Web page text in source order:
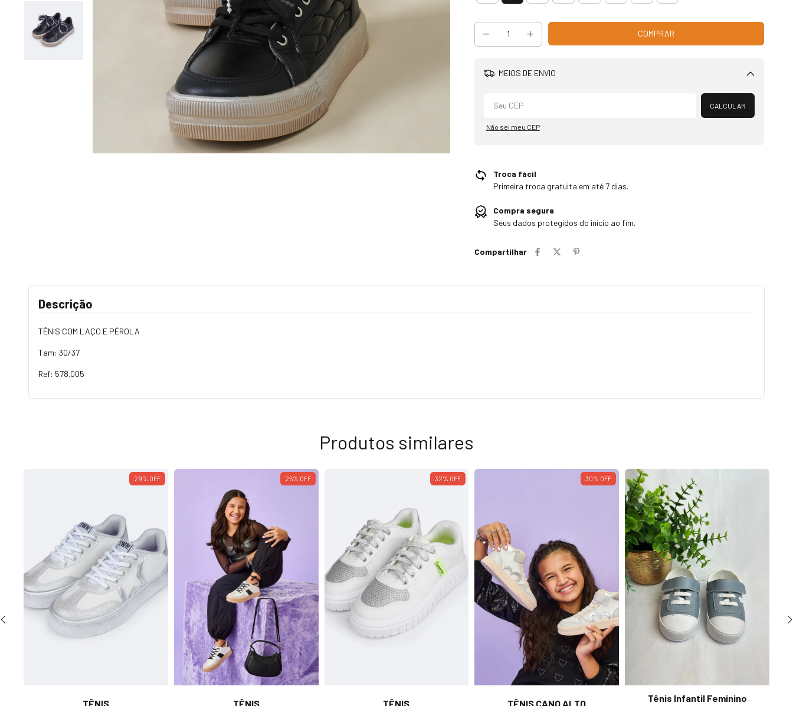
MEIOS DE ENVIO
Alterar CEP
CALCULAR
Não sei meu CEP
Troca fácil
Primeira troca gratuita em até 7 dias.
Compra segura
Seus dados protegidos do início ao fim.
Compartilhar
Descrição
TÊNIS COM LAÇO E PÉROLA
Tam: 30/37
Ref: 578.005
Produtos similares
29% OFF
TÊNIS
25% OFF
TÊNIS
32% OFF
TÊNIS
30% OFF
TÊNIS CANO ALTO
Tênis Infantil Feminino